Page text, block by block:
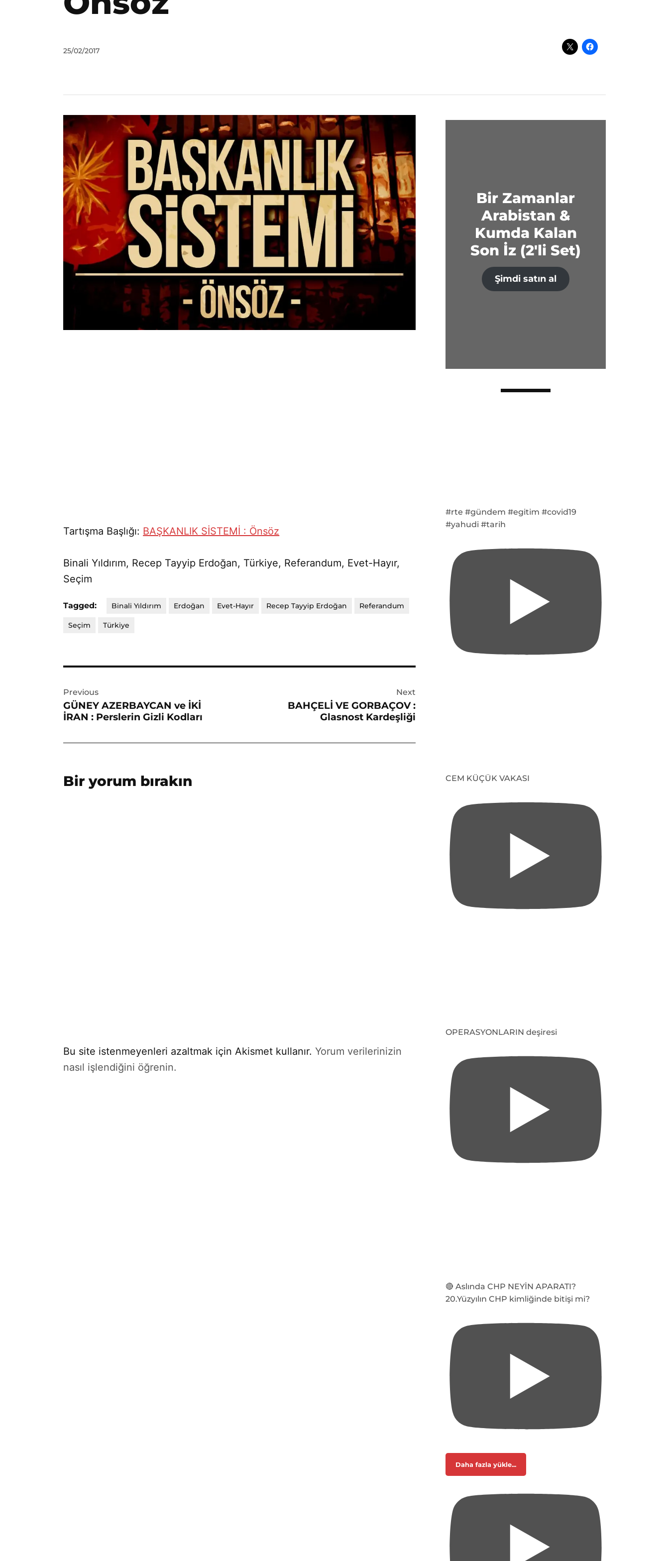
by
25/02/2017
Tartışma Başlığı: BAŞKANLIK SİSTEMİ : Önsöz
Binali Yıldırım, Recep Tayyip Erdoğan, Türkiye, Referandum, Evet-Hayır,
Seçim
Tagged: Binali Yıldırım Erdoğan Evet-Hayır Recep Tayyip Erdoğan Referandum
Seçim Türkiye
gezinmesi
Previous
GÜNEY AZERBAYCAN ve İKİ
İRAN : Perslerin Gizli Kodları
Next
BAHÇELİ VE GORBAÇOV :
Glasnost Kardeşliği
Bir yorum bırakın
Bu site istenmeyenleri azaltmak için Akismet kullanır.Yorum verilerinizin
nasıl işlendiğini öğrenin.
Bir Zamanlar
Arabistan &
Kumda Kalan
Son İz (2'li Set)
Şimdi satın al
#rte #gündem #egitim #covid19
#yahudi #tarih
CEM KÜÇÜK VAKASI
OPERASYONLARIN deşiresi
🔴 Aslında CHP NEYİN APARATI?
20.Yüzyılın CHP kimliğinde bitişi mi?
Daha fazla yükle...